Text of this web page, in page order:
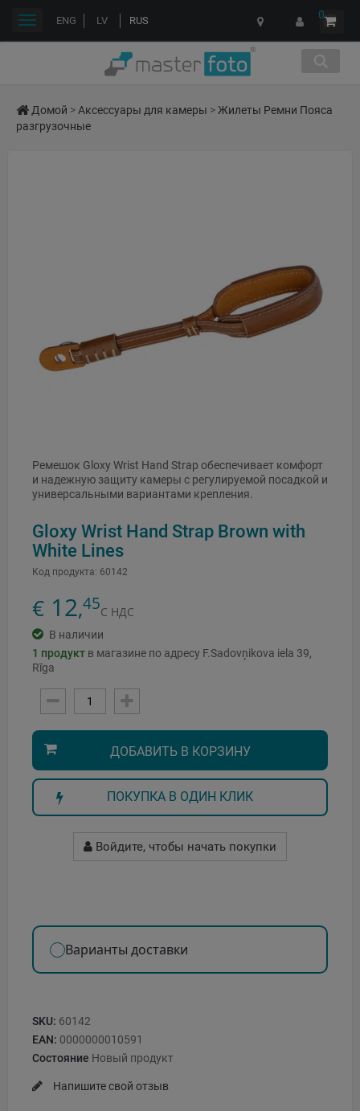
ENG LV RUS 0
Переключить
Домой >Аксессуары для камеры >Жилеты Ремни Пояса
разгрузочные
Ремешок Gloxy Wrist Hand Strap обеспечивает комфорт
и надежную защиту камеры с регулируемой посадкой и
универсальными вариантами крепления.
Gloxy Wrist Hand Strap Brown with
White Lines
Код продукта: 60142
€ 12,45С НДС
В наличии
1 продукт в магазине по адресу F.Sadovņikova iela 39,
Rīga
ДОБАВИТЬ В КОРЗИНУ
ПОКУПКА В ОДИН КЛИК
Войдите, чтобы начать покупки
Варианты доставки
SKU: 60142
EAN: 0000000010591
Состояние Новый продукт
Напишите свой отзыв